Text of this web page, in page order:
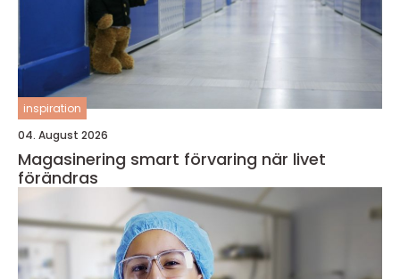
inspiration
04. August 2026
Magasinering smart förvaring när livet
förändras